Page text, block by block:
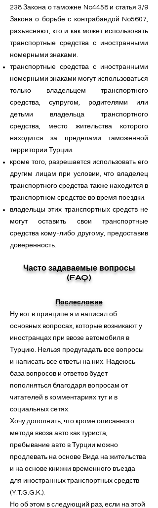
238 Закона о таможне No4458 и статья 3/9
Закона о борьбе с контрабандой No5607,
разъясняют, кто и как может использовать
транспортные средства с иностранными
номерными знаками.
транспортные средства с иностранными
номерными знаками могут использоваться
только владельцем транспортного
средства, супругом, родителями или
детьми владельца транспортного
средства, место жительства которого
находится за пределами таможенной
территории Турции.
кроме того, разрешается использовать его
другим лицам при условии, что владелец
транспортного средства также находится в
транспортном средстве во время поездки.
владельцы этих транспортных средств не
могут оставить свои транспортные
средства кому-либо другому, предоставив
доверенность.
Часто задаваемые вопросы
(FAQ)
Послесловие
Ну вот в принципе я и написал об
основных вопросах, которые возникают у
иностранцах при ввозе автомобиля в
Турцию. Нельзя предугадать все вопросы
и написать все ответы на них. Надеюсь
база вопросов и ответов будет
пополняться благодаря вопросам от
читателей в комментариях тут и в
социальных сетях.
Хочу дополнить, что кроме описанного
метода ввоза авто как туриста,
пребывание авто в Турции можно
продлевать на основе Вида на жительства
и на основе книжки временного въезда
для иностранных транспортных средств
(Y.T.G.G.K.).
Но об этом в следующий раз, если на этой